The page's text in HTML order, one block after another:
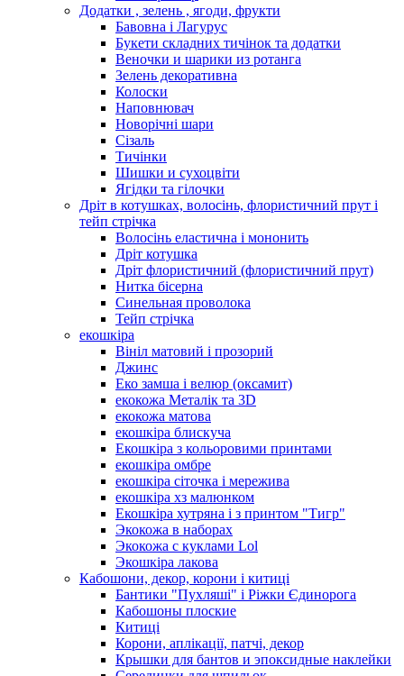
Додатки , зелень , ягоди, фрукти
Бавовна і Лагурус
Букети складних тичінок та додатки
Веночки и шарики из ротанга
Зелень декоративна
Колоски
Наповнювач
Новорічні шари
Сізаль
Тичінки
Шишки и сухоцвіти
Ягідки та гілочки
Дріт в котушках, волосінь, флористичний прут і
тейп стрічка
Волосінь еластична і мононить
Дріт котушка
Дріт флористичний (флористичний прут)
Нитка бісерна
Синельная проволока
Тейп стрічка
екошкіра
Вініл матовий і прозорий
Джинс
Еко замша і велюр (оксамит)
екокожа Металік та 3D
екокожа матова
екошкіра блискуча
Екошкіра з кольоровими принтами
екошкіра омбре
екошкіра сіточка і мережива
екошкіра хз малюнком
Екошкіра хутряна і з принтом "Тигр"
Экокожа в наборах
Экокожа с куклами Lol
Экошкiра лакова
Кабошони, декор, корони і китиці
Бантики "Пухляші" і Ріжки Єдинорога
Кабошоны плоские
Китиці
Корони, аплікації, патчі, декор
Крышки для бантов и эпоксидные наклейки